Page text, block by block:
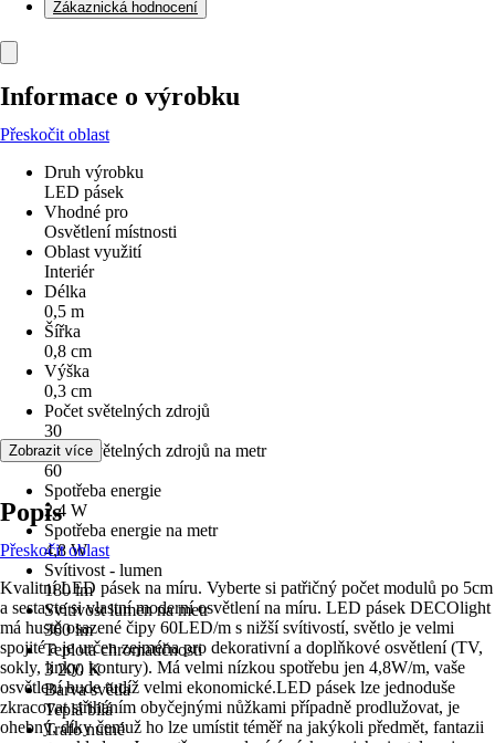
Zákaznická hodnocení
Informace o výrobku
Přeskočit oblast
Druh výrobku
LED pásek
Vhodné pro
Osvětlení místnosti
Oblast využití
Interiér
Délka
0,5 m
Šířka
0,8 cm
Výška
0,3 cm
Počet světelných zdrojů
30
Počet světelných zdrojů na metr
60
Spotřeba energie
2,4 W
Spotřeba energie na metr
4,8 W
Svítivost - lumen
180 lm
Svítivost lumen na metr
360 lm
Teplota chromatičnosti
3 200 K
Barva světla
Teplá bílá
Trafo nutné
Zobrazit více
Popis
Přeskočit oblast
Kvalitní LED pásek na míru. Vyberte si patřičný počet modulů po 5cm
a sestavte si vlastní moderní osvětlení na míru. LED pásek DECOlight
má hustě osazené čipy 60LED/m s nižší svítivostí, světlo je velmi
spojité a je určen zejména pro dekorativní a doplňkové osvětlení (TV,
sokly, linky, kontury). Má velmi nízkou spotřebu jen 4,8W/m, vaše
osvětlení bude tudíž velmi ekonomické.LED pásek lze jednoduše
zkracovat střiháním obyčejnými nůžkami případně prodlužovat, je
ohebný, díky čemuž ho lze umístit téměř na jakýkoli předmět, fantazii